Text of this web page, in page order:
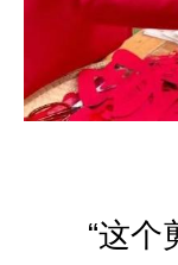
“这个剪